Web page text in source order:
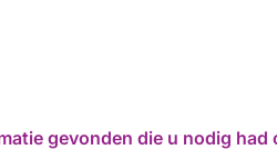
gevonden die u nodig had